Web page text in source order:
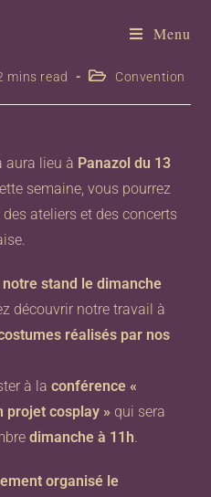
Menu
mins read Convention
aura lieu à Panazol du 13
semaine, vous pourrez
ateliers et des concerts
stand le dimanche
découvrir notre travail à
réalisés par nos
à laconférence «
projet cosplay » qui sera
dimanche à 11h.
organisé le